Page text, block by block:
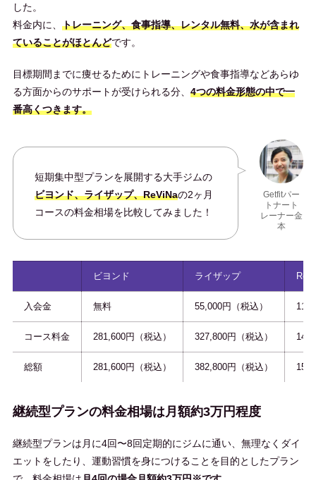
した。
料金内に、 トレーニング、食事指導、レンタル無料、水が含まれ
ていることがほとんどです。
目標期間までに痩せるためにトレーニングや食事指導などあらゆ
る方面からのサポートが受けられる分、 4つの料金形態の中で一
番高くつきます。
Getfitパー
トナート
レーナー金
本
短期集中型プランを展開する大手ジムの
ビヨンド、ライザップ、ReViNaの2ヶ月
コースの料金相場を比較してみました！
ビヨンド ライザップ
入会金 無料 55,000円（税込）
コース料金 281,600円（税込） 327,800円（税込）
総額 281,600円（税込） 382,800円（税込）
継続型プランの料金相場は月額約3万円程度
継続型プランは月に4回〜8回定期的にジムに通い、無理なくダイ
エットをしたり、運動習慣を身につけることを目的としたプラン